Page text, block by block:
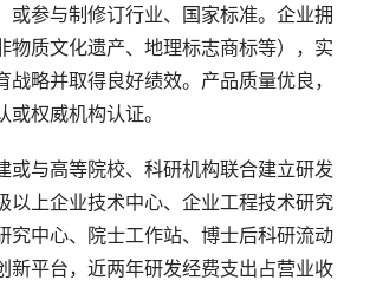
或参与制修订行业、国家标准。企业拥
物质文化遗产、地理标志商标等），实
战略并取得良好绩效。产品质量优良，
权威机构认证。
或与高等院校、科研机构联合建立研发
以上企业技术中心、企业工程技术研究
究中心、院士工作站、博士后科研流动
新平台，近两年研发经费支出占营业收